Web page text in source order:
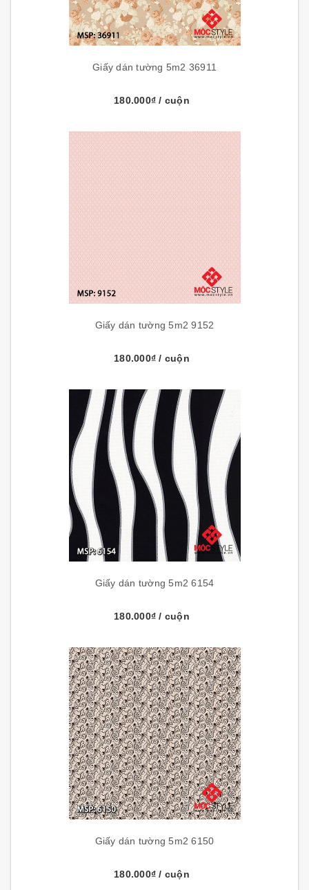
Giấy dán tường 5m2 36911
180.000₫/ cuộn
Giấy dán tường 5m2 9152
180.000₫/ cuộn
Giấy dán tường 5m2 6154
180.000₫/ cuộn
Giấy dán tường 5m2 6150
180.000₫/ cuộn